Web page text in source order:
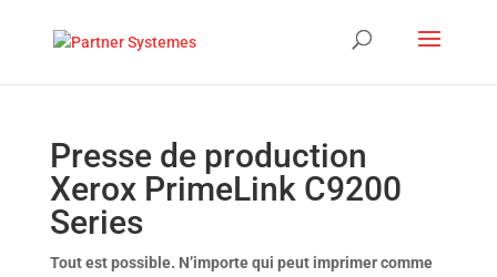
Presse de production
Xerox PrimeLink C9200
Series
Tout est possible. N’importe qui peut imprimer comme